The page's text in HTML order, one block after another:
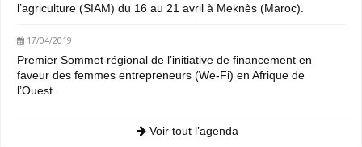
l’agriculture (SIAM) du 16 au 21 avril à Meknès (Maroc).
17/04/2019
Premier Sommet régional de l’initiative de financement en
faveur des femmes entrepreneurs (We-Fi) en Afrique de
l’Ouest.
Voir tout l’agenda